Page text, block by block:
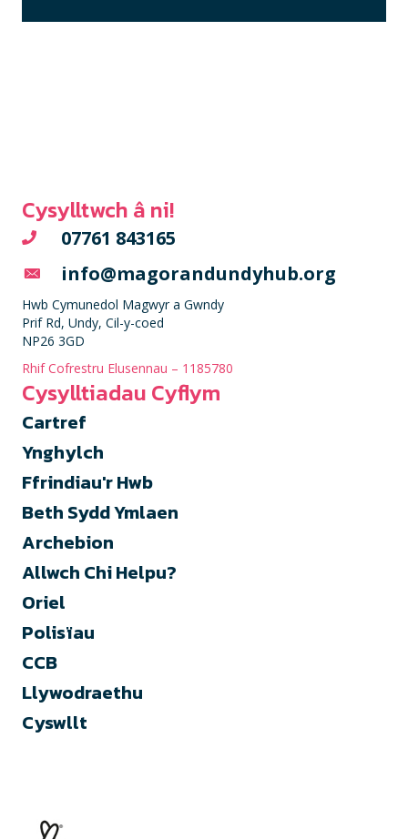
Cysylltwch â ni!
07761 843165
info@magorandundyhub.org
Hwb Cymunedol Magwyr a Gwndy
Prif Rd, Undy, Cil-y-coed
NP26 3GD
Rhif Cofrestru Elusennau – 1185780
Cysylltiadau Cyflym
Cartref
Ynghylch
Ffrindiau'r Hwb
Beth Sydd Ymlaen
Archebion
Allwch Chi Helpu?
Oriel
Polisïau
CCB
Llywodraethu
Cyswllt